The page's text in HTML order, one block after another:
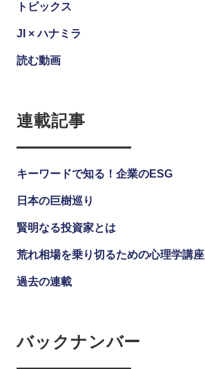
トピックス
JI × ハナミラ
読む動画
連載記事
キーワードで知る！企業のESG
日本の巨樹巡り
賢明なる投資家とは
荒れ相場を乗り切るための心理学講座
過去の連載
バックナンバー